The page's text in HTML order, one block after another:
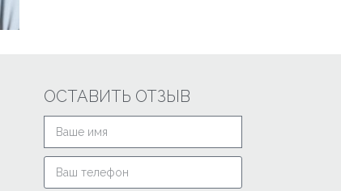
ОСТАВИТЬ ОТЗЫВ